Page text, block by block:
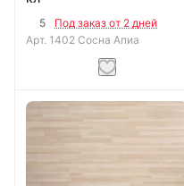
5
Под заказ от 2 дней
Арт. 1402 Сосна Апиа